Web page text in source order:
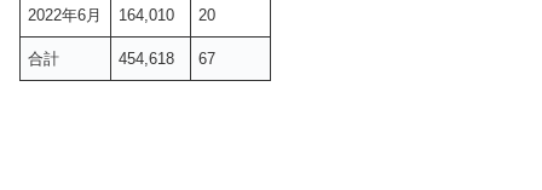
2022年6月 164,010 20
合計 454,618 67